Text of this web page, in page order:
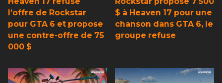
l’offre de Rockstar
pour GTA 6 et propose
une contre-offre de 75
000 $
$ à Heaven 17 pour une
chanson dans GTA 6, le
groupe refuse